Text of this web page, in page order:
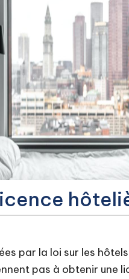
par la loi sur les
pas à obtenir une